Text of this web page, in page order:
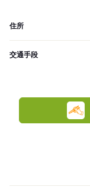
住所
交通手段